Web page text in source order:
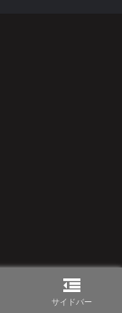
サイドバー